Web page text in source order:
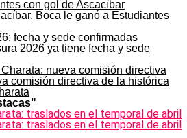
Boca le ganó a Estudiantes
2026 ya tiene fecha y sede
comisión directiva de la histórica